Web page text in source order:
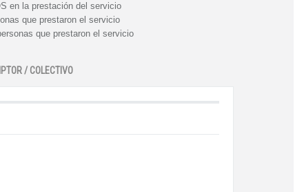
en la prestación del servicio
que prestaron el servicio
que prestaron el servicio
/ COLECTIVO